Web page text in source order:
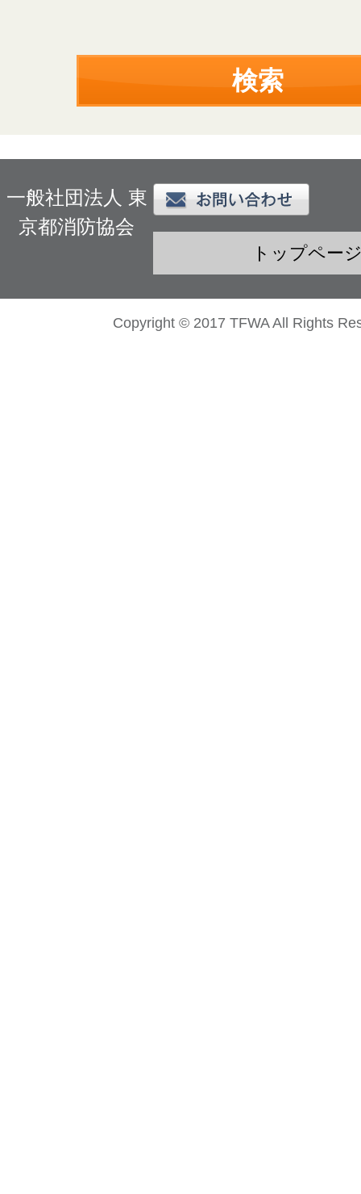
一般社団法人 東
京都消防協会
トップペー
Copyright © 2017 TFWA All Rights